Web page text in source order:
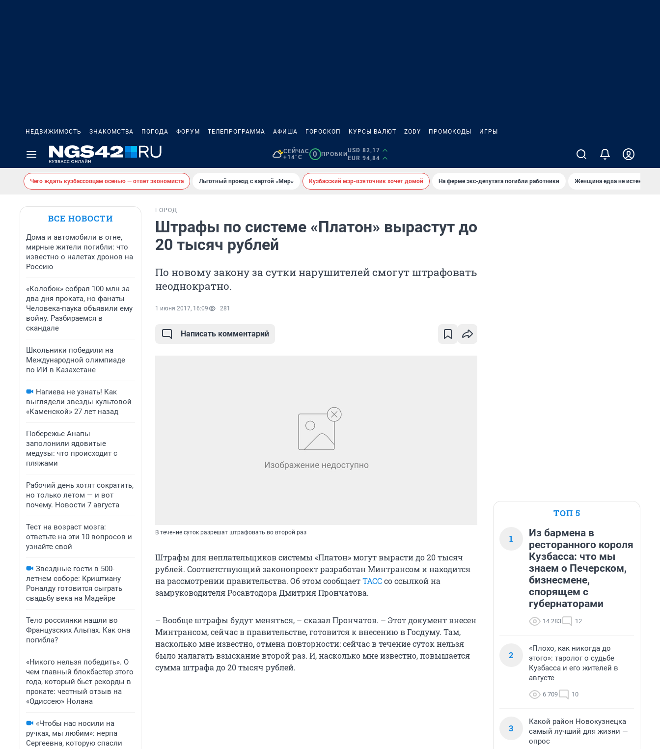
НЕДВИЖИМОСТЬ ЗНАКОМСТВА ПОГОДА ФОРУМ ТЕЛЕПРОГРАММА АФИША ГОРОСКОП КУРСЫ ВАЛЮТ ZODY ПРОМОКОДЫ ИГРЫ
СЕЙЧАС
+14°C
0 ПРОБКИ
USD 82,17
EUR 94,84
Чего ждать кузбассовцам осенью — ответ экономиста Льготный проезд с картой «Мир» Кузбасский мэр-взяточник хочет домой На ферме экс-депутата погибли работники Женщина едва не истекла
ВСЕ НОВОСТИ
Дома и автомобили в огне,
мирные жители погибли: что
известно о налетах дронов на
Россию
«Колобок» собрал 100 млн за
два дня проката, но фанаты
Человека-паука объявили ему
войну. Разбираемся в
скандале
Школьники победили на
Международной олимпиаде
по ИИ в Казахстане
Нагиева не узнать! Как
выглядели звезды культовой
«Каменской» 27 лет назад
Побережье Анапы
заполонили ядовитые
медузы: что происходит с
пляжами
Рабочий день хотят сократить,
но только летом — и вот
почему. Новости 7 августа
Тест на возраст мозга:
ответьте на эти 10 вопросов и
узнайте свой
Звездные гости в 500-
летнем соборе: Криштиану
Роналду готовится сыграть
свадьбу века на Мадейре
Тело россиянки нашли во
Французских Альпах. Как она
погибла?
«Никого нельзя победить». О
чем главный блокбастер этого
года, который бьет рекорды в
прокате: честный отзыв на
«Одиссею» Нолана
«Чтобы нас носили на
ручках, мы любим»: нерпа
Сергеевна, которую спасли
ГОРОД
Штрафы по системе «Платон» вырастут до
20 тысяч рублей
По новому закону за сутки нарушителей смогут штрафовать
неоднократно.
1 июня 2017, 16:09 281
Написать комментарий
В течение суток разрешат штрафовать во второй раз
Штрафы для неплательщиков системы «Платон» могут вырасти до 20 тысяч
рублей. Соответствующий законопроект разработан Минтрансом и находится
на рассмотрении правительства. Об этом сообщаетТАССсо ссылкой на
замруководителя Росавтодора Дмитрия Прончатова.
– Вообще штрафы будут меняться, – сказал Прончатов. – Этот документ внесен
Минтрансом, сейчас в правительстве, готовится к внесению в Госдуму. Там,
насколько мне известно, отмена повторности: сейчас в течение суток нельзя
было налагать взыскание второй раз. И, насколько мне известно, повышается
сумма штрафа до 20 тысяч рублей.
ТОП 5
1
Из бармена в
ресторанного короля
Кузбасса: что мы
знаем о Печерском,
бизнесмене,
спорящем с
губернаторами
14 283 12
2
«Плохо, как никогда до
этого»: таролог о судьбе
Кузбасса и его жителей в
августе
6 709 10
3
Какой район Новокузнецка
самый лучший для жизни —
опрос